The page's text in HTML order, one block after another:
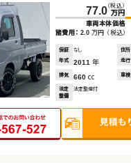
77.0（税込）
万円
車両本体価格
諸費用： 2.0 万円 （税込）
保証 なし 住所
年式
2011 年 走行
排気 660 cc 車検
法定
整備
法定整備付